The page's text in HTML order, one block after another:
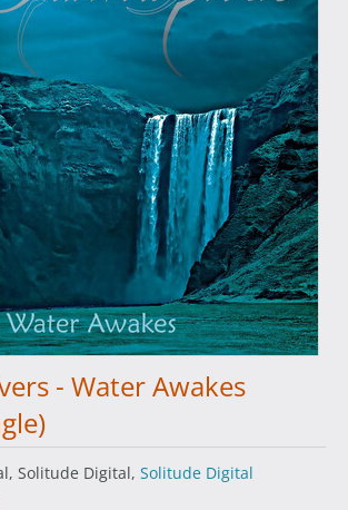
- Water Awakes
Solitude Digital, Solitude Digital